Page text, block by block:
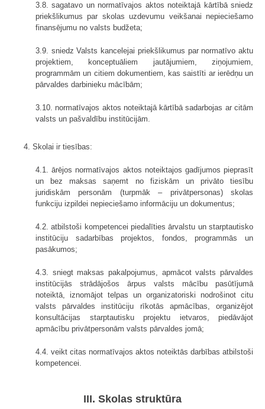
3.8. sagatavo un normatīvajos aktos noteiktajā kārtībā sniedz
priekšlikumus par skolas uzdevumu veikšanai nepieciešamo
finansējumu no valsts budžeta;
3.9. sniedz Valsts kancelejai priekšlikumus par normatīvo aktu
projektiem, konceptuāliem jautājumiem, ziņojumiem,
programmām un citiem dokumentiem, kas saistīti ar ierēdņu un
pārvaldes darbinieku mācībām;
3.10. normatīvajos aktos noteiktajā kārtībā sadarbojas ar citām
valsts un pašvaldību institūcijām.
4. Skolai ir tiesības:
4.1. ārējos normatīvajos aktos noteiktajos gadījumos pieprasīt
un bez maksas saņemt no fiziskām un privāto tiesību
juridiskām personām (turpmāk – privātpersonas) skolas
funkciju izpildei nepieciešamo informāciju un dokumentus;
4.2. atbilstoši kompetencei piedalīties ārvalstu un starptautisko
institūciju sadarbības projektos, fondos, programmās un
pasākumos;
4.3. sniegt maksas pakalpojumus, apmācot valsts pārvaldes
institūcijās strādājošos ārpus valsts mācību pasūtījumā
noteiktā, iznomājot telpas un organizatoriski nodrošinot citu
valsts pārvaldes institūciju rīkotās apmācības, organizējot
konsultācijas starptautisku projektu ietvaros, piedāvājot
apmācību privātpersonām valsts pārvaldes jomā;
4.4. veikt citas normatīvajos aktos noteiktās darbības atbilstoši
kompetencei.
III. Skolas struktūra